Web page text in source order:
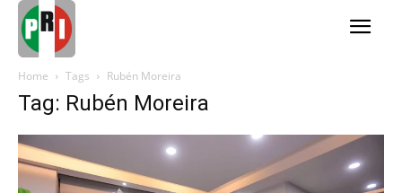
Home Tags Rubén Moreira
Tag: Rubén Moreira